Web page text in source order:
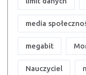
media
megabit
Nauczyciel